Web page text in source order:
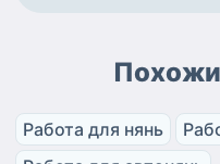
Работа для нянь